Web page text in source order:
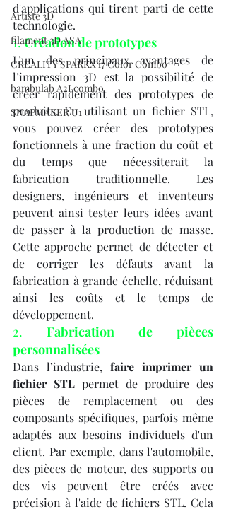
Artiste 3D
filament 3D ASA
CREALITY SPARKX i7 Color Combo
bambulab A2Lcombo
SNAPMAKER U1
d'applications qui tirent parti de cette
technologie.
1. Création de prototypes
L’un des principaux avantages de
l’impression 3D est la possibilité de
créer rapidement des prototypes de
produits. En utilisant un fichier STL,
vous pouvez créer des prototypes
fonctionnels à une fraction du coût et
du temps que nécessiterait la
fabrication traditionnelle. Les
designers, ingénieurs et inventeurs
peuvent ainsi tester leurs idées avant
de passer à la production de masse.
Cette approche permet de détecter et
de corriger les défauts avant la
fabrication à grande échelle, réduisant
ainsi les coûts et le temps de
développement.
2. Fabrication de pièces
personnalisées
Dans l’industrie, faire imprimer un
fichier STL permet de produire des
pièces de remplacement ou des
composants spécifiques, parfois même
adaptés aux besoins individuels d'un
client. Par exemple, dans l'automobile,
des pièces de moteur, des supports ou
des vis peuvent être créés avec
précision à l'aide de fichiers STL. Cela